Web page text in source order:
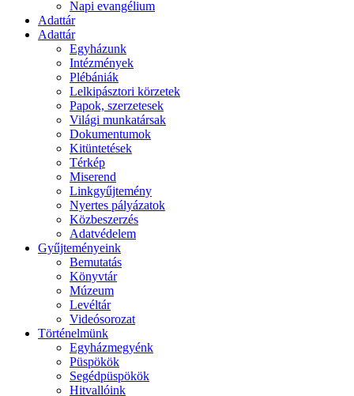
Napi evangélium
Adattár
Adattár
Egyházunk
Intézmények
Plébániák
Lelkipásztori körzetek
Papok, szerzetesek
Világi munkatársak
Dokumentumok
Kitüntetések
Térkép
Miserend
Linkgyűjtemény
Nyertes pályázatok
Közbeszerzés
Adatvédelem
Gyűjteményeink
Bemutatás
Könyvtár
Múzeum
Levéltár
Videósorozat
Történelmünk
Egyházmegyénk
Püspökök
Segédpüspökök
Hitvallóink